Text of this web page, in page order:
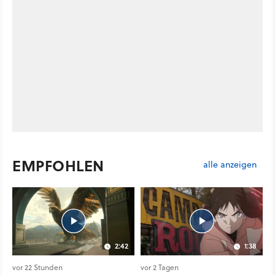
EMPFOHLEN alle anzeigen
2:42
vor 22 Stunden
1:38
vor 2 Tagen